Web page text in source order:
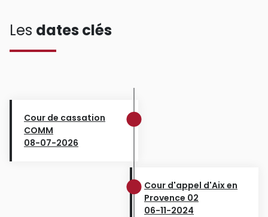
Les dates clés
Cour de cassation
COMM
08-07-2026
Cour d'appel d'Aix en
Provence 02
06-11-2024